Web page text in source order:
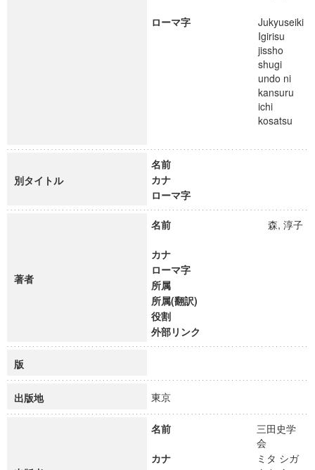
ローマ字
Jukyuseiki
Igirisu
jissho
shugi
undo ni
kansuru
ichi
kosatsu
別タイトル
名前
カナ
ローマ字
著者
名前 森, 淳子
カナ
ローマ字
所属
所属(翻訳)
役割
外部リンク
版
出版地 東京
名前
三田史学
会
カナ
ミタ シガ